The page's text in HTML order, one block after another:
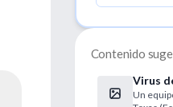
Contenido
Virus
Un